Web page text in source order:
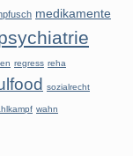
medikamente
regress reha
sozialrecht
wahn